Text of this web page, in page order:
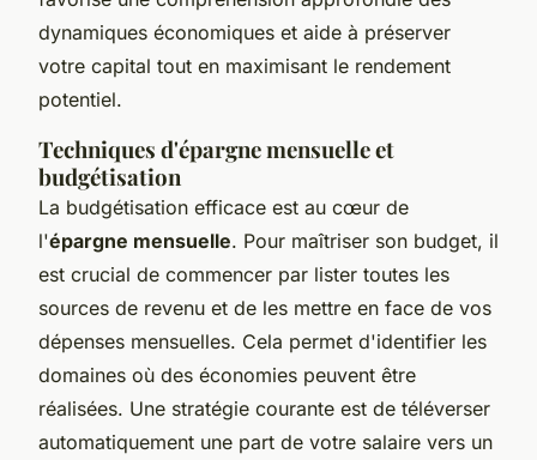
dynamiques économiques et aide à préserver
votre capital tout en maximisant le rendement
potentiel.
Techniques d'épargne mensuelle et
budgétisation
La budgétisation efficace est au cœur de
l'épargne mensuelle. Pour maîtriser son budget, il
est crucial de commencer par lister toutes les
sources de revenu et de les mettre en face de vos
dépenses mensuelles. Cela permet d'identifier les
domaines où des économies peuvent être
réalisées. Une stratégie courante est de téléverser
automatiquement une part de votre salaire vers un